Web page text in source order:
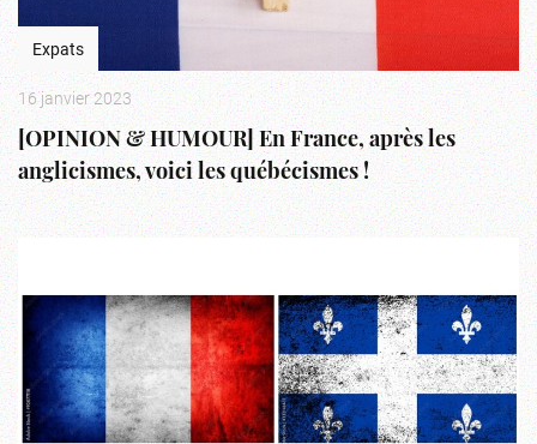
Expats
16 janvier 2023
[OPINION & HUMOUR] En France, après les
anglicismes, voici les québécismes !